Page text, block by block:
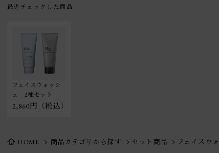
フェイスウォッシ
ュ　2種セット
2,860円（税込）
HOME 商品カテゴリから探す セット商品 フェイスウ